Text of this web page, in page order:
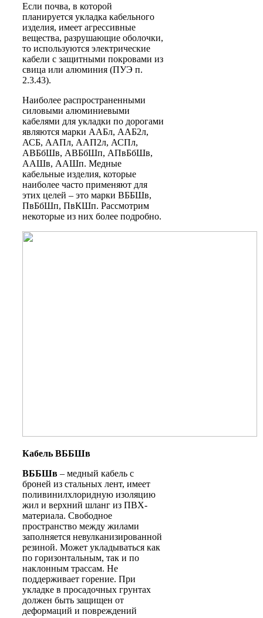
Если почва, в которой
планируется укладка кабельного
изделия, имеет агрессивные
вещества, разрушающие оболочки,
то используются электрические
кабели с защитными покровами из
свица или алюминия (ПУЭ п.
2.3.43).
Наиболее распространенными
силовыми алюминиевыми
кабелями для укладки по дорогами
являются марки ААБл, ААБ2л,
АСБ, ААПл, ААП2л, АСПл,
АВБбШв, АВБбШп, АПвБбШв,
ААШв, ААШп. Медные
кабельные изделия, которые
наиболее часто применяют для
этих целей – это марки ВББШв,
ПвБбШп, ПвКШп. Рассмотрим
некоторые из них более подробно.
Кабель ВББШв
ВББШв – медный кабель с
броней из стальных лент, имеет
поливинилхлоридную изоляцию
жил и верхний шланг из ПВХ-
материала. Свободное
пространство между жилами
заполняется невулканизированной
резиной. Может укладываться как
по горизонтальным, так и по
наклонным трассам. Не
поддерживает горение. При
укладке в просадочных грунтах
должен быть защищен от
деформаций и повреждений